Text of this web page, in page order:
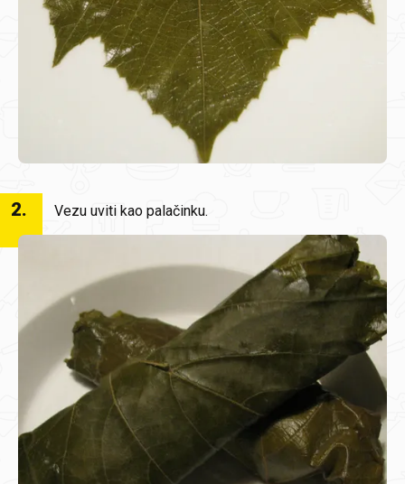
2. Vezu uviti kao palačinku.